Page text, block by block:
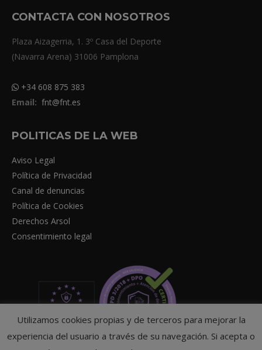
CONTACTA CON NOSOTROS
Plaza Aizagerria, 1. 3º Casa del Deporte
(Navarra Arena) 31006 Pamplona
+34 608 875 383
Email: fnt@fnt.es
POLITICAS DE LA WEB
Aviso Legal
Política de Privacidad
Canal de denuncias
Política de Cookies
Derechos Arsol
Consentimiento legal
Utilizamos cookies propias y de terceros para mejorar la
experiencia del usuario a través de su navegación. Si acepta o